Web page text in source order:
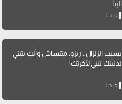
البنا
ميديا
بسبب الزلزال.. زيزو: متنساش وأنت بتبني
لدنيتك تبني لآخرتك!
ميديا